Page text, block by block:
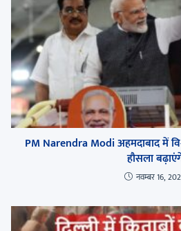
PM Narendra Modi अहमदाबाद में
हौसला
नवम्बर 16,